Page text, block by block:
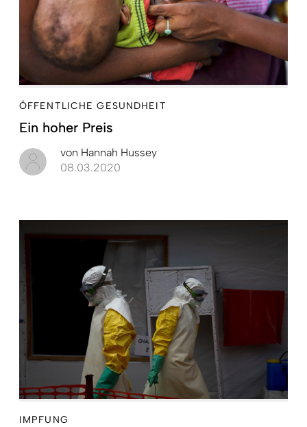
ÖFFENTLICHE GESUNDHEIT
Ein hoher Preis
von Hannah Hussey
08.03.2020
IMPFUNG